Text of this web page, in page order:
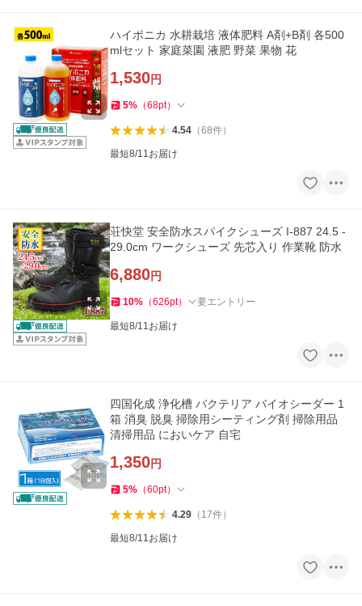
ハイポニカ 水耕栽培 液体肥料 A剤+B剤 各500
mlセット 家庭菜園 液肥 野菜 果物 花
1,530円
5% （68pt）
4.54（68件）
最短8/11お届け
荘快堂 安全防水スパイクシューズ I-887 24.5 -
29.0cm ワークシューズ 先芯入り 作業靴 防水
6,880円
10% （626pt） 要エントリー
最短8/11お届け
四国化成 浄化槽 バクテリア バイオシーダー 1
箱 消臭 脱臭 掃除用シーティング剤 掃除用品
清掃用品 においケア 自宅
1,350円
5% （60pt）
4.29（ 17件）
最短8/11お届け